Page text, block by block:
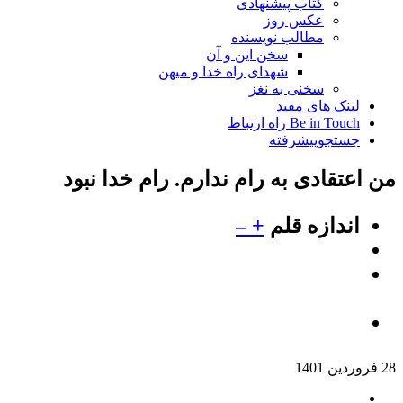
کتاب پیشنهادی
عکس روز
مطالب نویسنده
سخن این و آن
شهدای راه خدا و میهن
سخنی به نغز
لینک های مفید
Be in Touch راه ارتباط
جستجوپیشرفته
من اعتقادی به رام ندارم. رام خدا نبود
اندازه قلم +
–
28 فروردين 1401